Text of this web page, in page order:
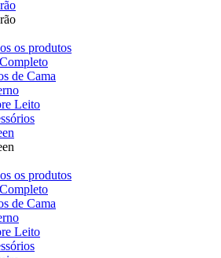
os produtos
de Cama
Leito
os produtos
de Cama
Leito